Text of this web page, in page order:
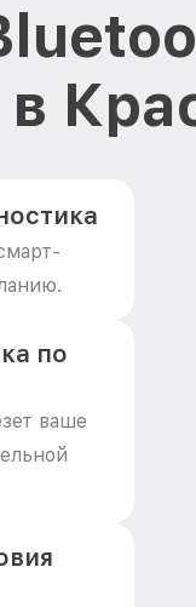
в
по
ваше